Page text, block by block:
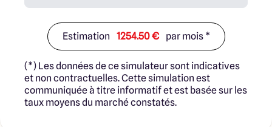
Estimation 1254.50 € par mois *
(*) Les données de ce simulateur sont indicatives
et non contractuelles. Cette simulation est
communiquée à titre informatif et est basée sur les
taux moyens du marché constatés.